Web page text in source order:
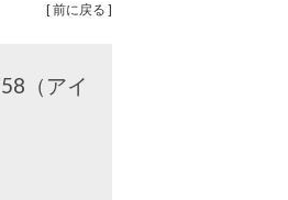
[ 前に戻る ]
（アイ